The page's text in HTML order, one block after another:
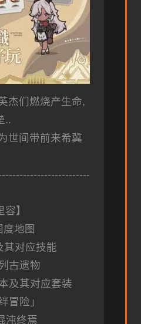
杰们燃烧产生命,
..
世间带前来希冀
】
度地图
其对应技能
古遗物
及其对应套装
冒险」
沌终焉